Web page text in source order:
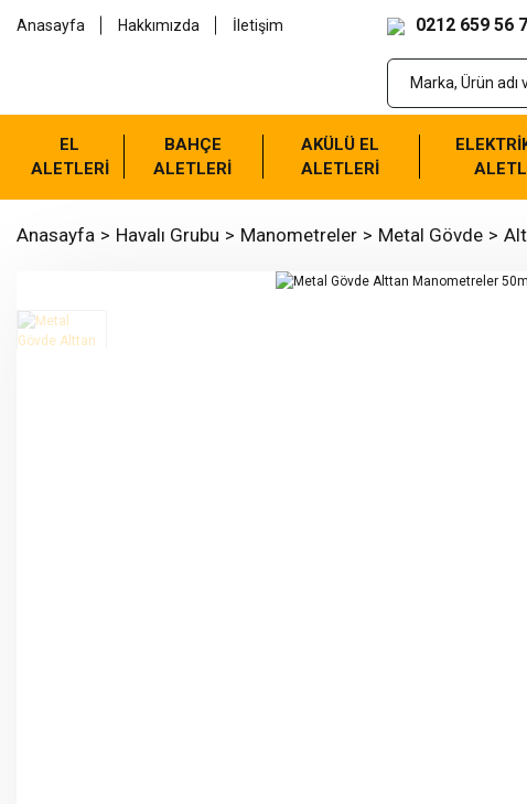
Anasayfa Hakkımızda İletişim 0212 659 56
EL
ALETLERİ
BAHÇE
ALETLERİ
AKÜLÜ EL
ALETLERİ
Anasayfa Havalı Grubu Manometreler Metal Gövde